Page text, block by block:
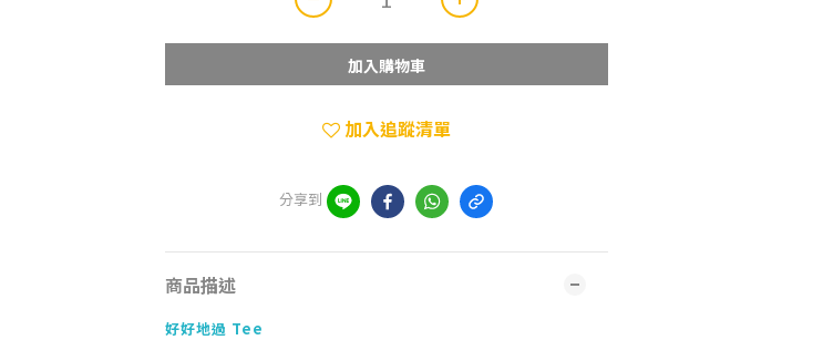
加入購物車
加入追蹤清單
分享到
商品描述
好好地過 Tee